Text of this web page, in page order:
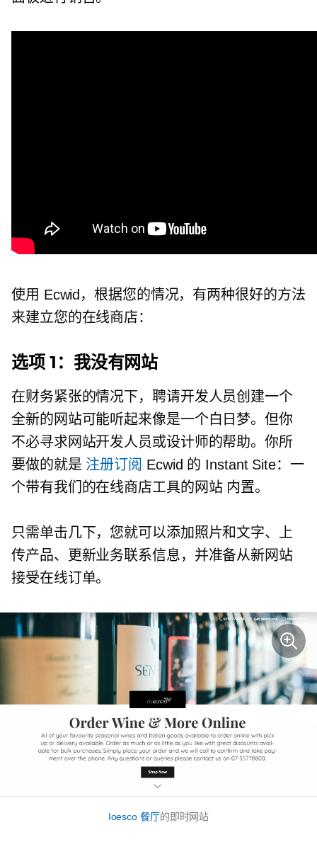
使用 Ecwid，根据您的情况，有两种很好的方法
来建立您的在线商店：
选项 1：我没有网站
在财务紧张的情况下，聘请开发人员创建一个
全新的网站可能听起来像是一个白日梦。但你
不必寻求网站开发人员或设计师的帮助。你所
要做的就是 注册订阅 Ecwid 的 Instant Site：一
个带有我们的在线商店工具的网站 内置。
只需单击几下，您就可以添加照片和文字、上
传产品、更新业务联系信息，并准备从新网站
接受在线订单。
Ioesco 餐厅的即时网站